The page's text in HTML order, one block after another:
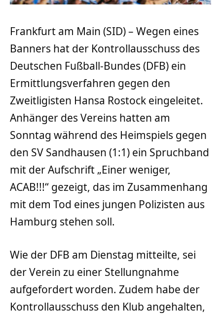
Frankfurt am Main (SID) – Wegen eines
Banners hat der Kontrollausschuss des
Deutschen Fußball-Bundes (DFB) ein
Ermittlungsverfahren gegen den
Zweitligisten Hansa Rostock eingeleitet.
Anhänger des Vereins hatten am
Sonntag während des Heimspiels gegen
den SV Sandhausen (1:1) ein Spruchband
mit der Aufschrift „Einer weniger,
ACAB!!!“ gezeigt, das im Zusammenhang
mit dem Tod eines jungen Polizisten aus
Hamburg stehen soll.
Wie der DFB am Dienstag mitteilte, sei
der Verein zu einer Stellungnahme
aufgefordert worden. Zudem habe der
Kontrollausschuss den Klub angehalten,